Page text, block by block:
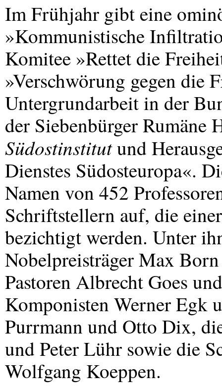
Im Frühjahr gibt eine
»Kommunistische
Komitee »Rettet die
»Verschwörung gegen die
Untergrundarbeit in der
der Siebenbürger Rumäne
Südostinstitutund
Dienstes Südosteuropa«.
Namen von 452
Schriftstellern auf, die
bezichtigt werden. Unter
Nobelpreisträger Max
Pastoren Albrecht Goes
Komponisten Werner Egk
Purrmann und Otto Dix,
und Peter Lühr sowie die
Wolfgang Koeppen.